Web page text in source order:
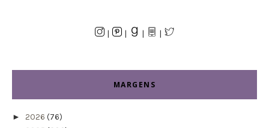
| | | |
MARGENS
► 2026 (76)